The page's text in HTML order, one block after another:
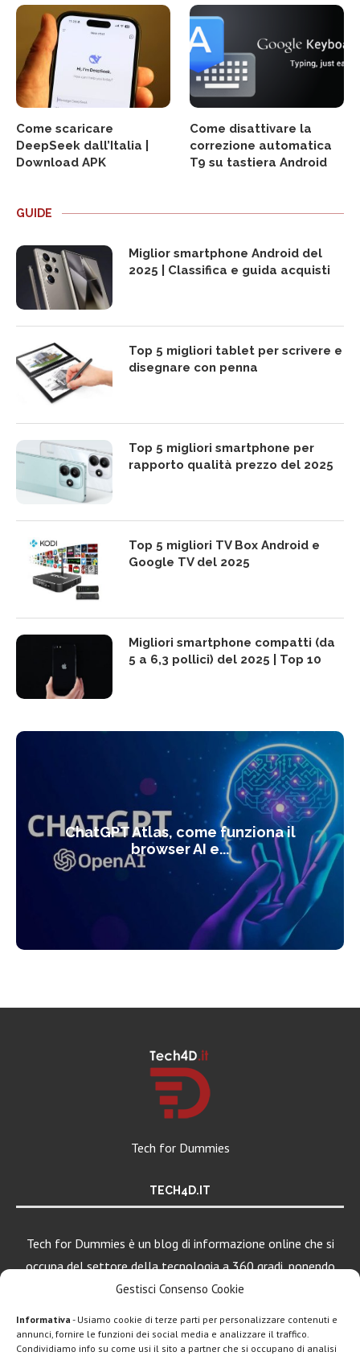
Gestisci Consenso Cookie
Informativa - Usiamo cookie di terze parti per personalizzare contenuti e
annunci, fornire le funzioni dei social media e analizzare il traffico.
Condividiamo info su come usi il sito a partner che si occupano di analisi
Come scaricare
DeepSeek dall’Italia |
Download APK
Come disattivare la
correzione automatica
T9 su tastiera Android
GUIDE
Miglior smartphone Android del
2025 | Classifica e guida acquisti
Top 5 migliori tablet per scrivere e
disegnare con penna
Top 5 migliori smartphone per
rapporto qualità prezzo del 2025
Top 5 migliori TV Box Android e
Google TV del 2025
Migliori smartphone compatti (da
5 a 6,3 pollici) del 2025 | Top 10
ChatGPT Atlas, come funziona il
browser AI e...
Tech for Dummies
TECH4D.IT
Tech for Dummies è un blog di informazione online che si
occupa del settore della tecnologia a 360 gradi, ponendo
una particolare attenzione al mondo Android, Apple e
LEGGI ANCHE